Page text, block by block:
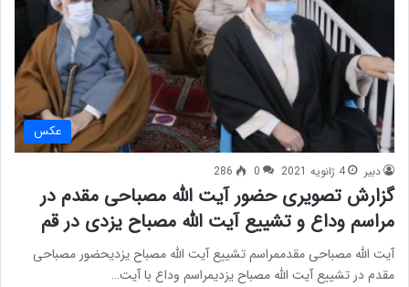
عکس
دبیر 4 ژانویه 2021 0
286
گزارش تصویری حضور آیت الله مصباحی مقدم در
مراسم وداع و تشییع آیت الله مصباح یزدی در قم
آیت الله مصباحی مقدممراسم تشییع آیت الله مصباح یزدیحضور مصباحی
مقدم در تشییع آیت الله مصباح یزدیمراسم وداع با آیت…